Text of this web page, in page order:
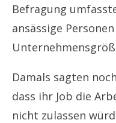
Befragung
ansässige
Damals sagten noch
dass ihr Job die
nicht zulassen